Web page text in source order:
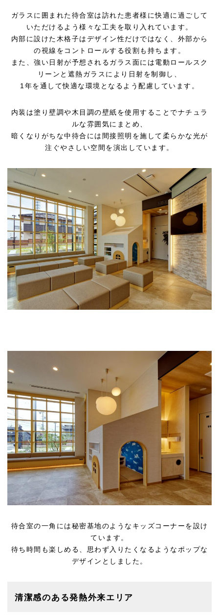
ガラスに囲まれた待合室は訪れた患者様に快適に過ごして
いただけるよう様々な工夫を取り入れています。
内部に設けた木格子はデザイン性だけではなく、外部から
の視線をコントロールする役割も持ちます。
また、強い日射が予想されるガラス面には電動ロールスク
リーンと遮熱ガラスにより日射を制御し、
1年を通して快適な環境となるよう配慮しています。
内装は塗り壁調や木目調の壁紙を使用することでナチュラ
ルな雰囲気にまとめ、
暗くなりがちな中待合には間接照明を施して柔らかな光が
注ぐやさしい空間を演出しています。
待合室の一角には秘密基地のようなキッズコーナーを設け
ています。
待ち時間も楽しめる、思わず入りたくなるようなポップな
デザインとしました。
清潔感のある発熱外来エリア